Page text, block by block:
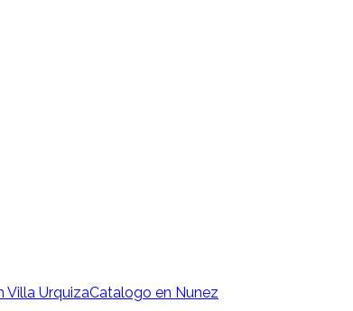
Villa UrquizaCatalogo en Nunez